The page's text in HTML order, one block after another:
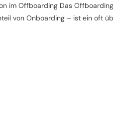
im Offboarding Das
von Onboarding – ist ein oft